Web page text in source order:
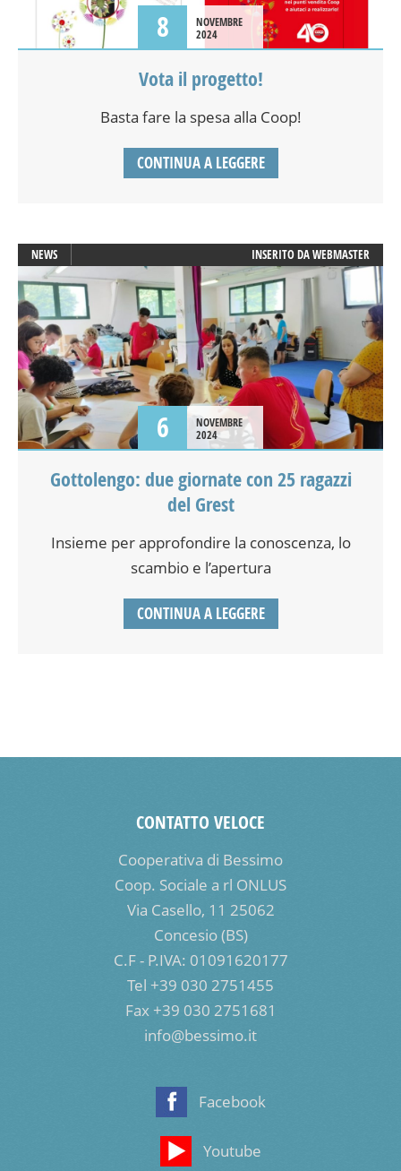
8
NOVEMBRE
2024
Vota il progetto!
Basta fare la spesa alla Coop!
CONTINUA A LEGGERE
NEWS INSERITO DAWEBMASTER
6
NOVEMBRE
2024
Gottolengo: due giornate con 25 ragazzi
del Grest
Insieme per approfondire la conoscenza, lo
scambio e l’apertura
CONTINUA A LEGGERE
CONTATTO VELOCE
Cooperativa di Bessimo
Coop. Sociale a rl ONLUS
Via Casello, 11 25062
Concesio (BS)
C.F - P.IVA: 01091620177
Tel +39 030 2751455
Fax +39 030 2751681
info@bessimo.it
Facebook
Youtube